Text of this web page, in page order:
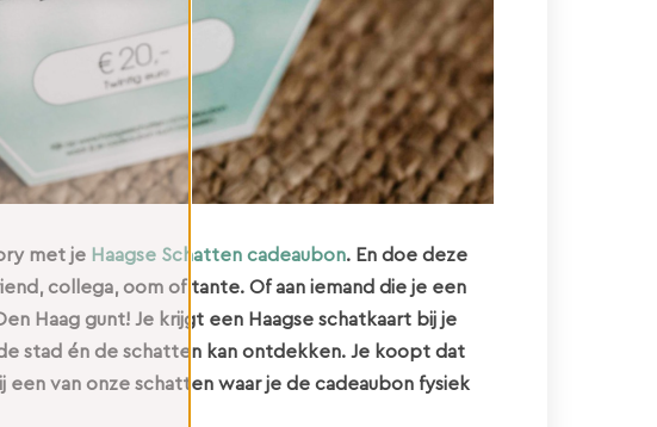
met je Haagse Schatten cadeaubon. En doe deze
collega, oom of tante. Of aan iemand die je een
Haag gunt! Je krijgt een Haagse schatkaart bij je
stad én de schatten kan ontdekken. Je koopt dat
een van onze schatten waar je de cadeaubon fysiek